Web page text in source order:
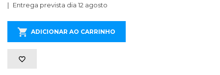
Entrega prevista dia 12 agosto
ADICIONAR AO CARRINHO